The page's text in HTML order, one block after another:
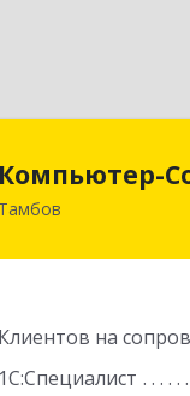
Компьютер-
Тамбов
Клиентов на
1С:Специалист
392000,